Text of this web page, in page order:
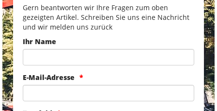
Gern beantworten wir Ihre Fragen zum oben
gezeigten Artikel. Schreiben Sie uns eine Nachricht
und wir melden uns zurück
Ihr Name
E-Mail-Adresse